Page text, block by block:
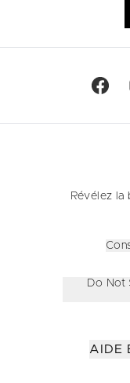
Révélez la
Do Not
AIDE